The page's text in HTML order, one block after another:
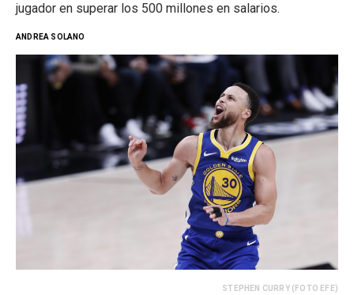
jugador en superar los 500 millones en salarios.
ANDREA SOLANO
STEPHEN CURRY (FOTO EFE)